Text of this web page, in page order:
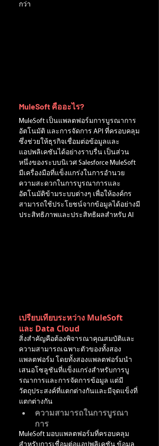
กว่า
MuleSoft คืออะไร?
MuleSoft เป็นแพลตฟอร์มการบูรณาการ
อัตโนมัติ และการจัดการ API ที่ครอบคลุม
ซึ่งช่วยให้ธุรกิจเชื่อมต่อข้อมูลและ
แอปพลิเคชันได้อย่างราบรื่น เป็นส่วน
หนึ่งของระบบนิเวศ Salesforce MuleSoft
มีเครื่องมือที่แข็งแกร่งในการอำนวย
ความสะดวกในการบูรณาการและ
อัตโนมัติข้ามระบบต่างๆ เพื่อให้องค์กร
สามารถใช้ประโยชน์จากข้อมูลได้อย่างมี
ประสิทธิภาพและประสิทธิผลสำหรับ AI
เปรียบเทียบระหว่าง MuleSoft
และ Data Cloud
สิ่งสำคัญคือต้องพิจารณาคุณสมบัติและ
ความสามารถเฉพาะตัวของทั้งสอง
แพลตฟอร์ม โดยทั้งสองแพลตฟอร์มนำ
เสนอโซลูชันที่แข็งแกร่งสำหรับการบู
รณาการและการจัดการข้อมูล แต่มี
วัตถุประสงค์ที่แตกต่างกันและมีจุดแข็งที่
แตกต่างกัน
ความสามารถในการบูรณา
การ
MuleSoft มอบแพลตฟอร์มที่ครอบคลุม